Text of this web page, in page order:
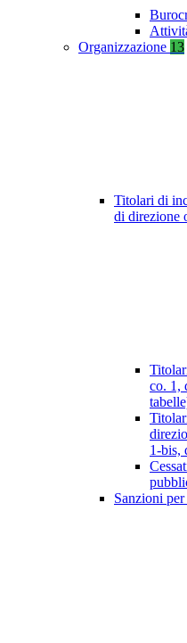
Organizzazione 13
Titolari di
di direzione
co. 1,
1-bis,
Sanzioni